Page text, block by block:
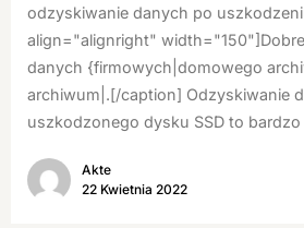
odzyskiwanie danych po
align="alignright"
danych {firmowych|domowego
archiwum|.[/caption] Odzyskiwanie
uszkodzonego dysku SSD to bardzo
Akte
22 Kwietnia 2022